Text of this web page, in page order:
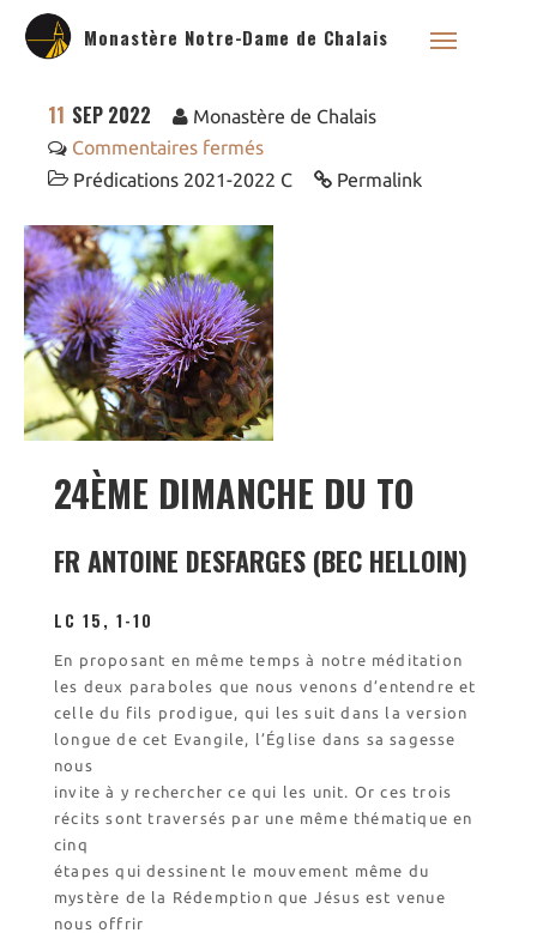
Monastère Notre-Dame de Chalais
Historique
l’église de Chalais
Les randonnées
Accueil monastique
Demande de séjour
Séjours étudiant(e)s
11 SEP 2022
Monastère de Chalais
Commentaires fermés
Prédications 2021-2022 C
Permalink
24ÈME DIMANCHE DU TO
FR ANTOINE DESFARGES (BEC HELLOIN)
LC 15, 1-10
En proposant en même temps à notre méditation
les deux paraboles que nous venons d’entendre et
celle du fils prodigue, qui les suit dans la version
longue de cet Evangile, l’Église dans sa sagesse
nous
invite à y rechercher ce qui les unit. Or ces trois
récits sont traversés par une même thématique en
cinq
étapes qui dessinent le mouvement même du
mystère de la Rédemption que Jésus est venue
nous offrir